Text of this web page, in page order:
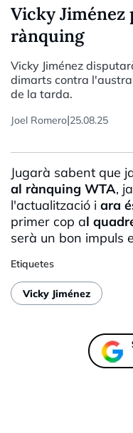
Vicky Jiménez
rànquing
Vicky Jiménez
dimarts contra
de la tarda.
Joel Romero|25.08.25
Jugarà sabent que
al rànquing WTA,
l'actualització i ara
primer cop al
serà un bon impuls
Etiquetes
Vicky Jiménez